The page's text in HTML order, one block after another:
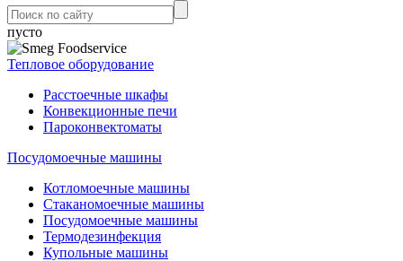
пусто
Тепловое оборудование
Расстоечные шкафы
Конвекционные печи
Пароконвектоматы
Посудомоечные машины
Котломоечные машины
Стаканомоечные машины
Посудомоечные машины
Термодезинфекция
Купольные машины